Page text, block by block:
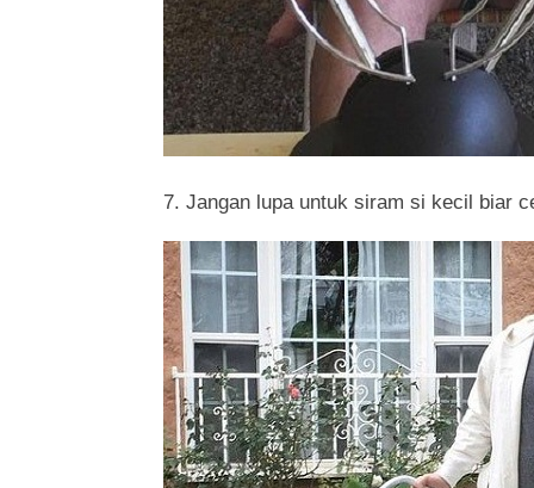
7. Jangan lupa untuk siram si kecil biar